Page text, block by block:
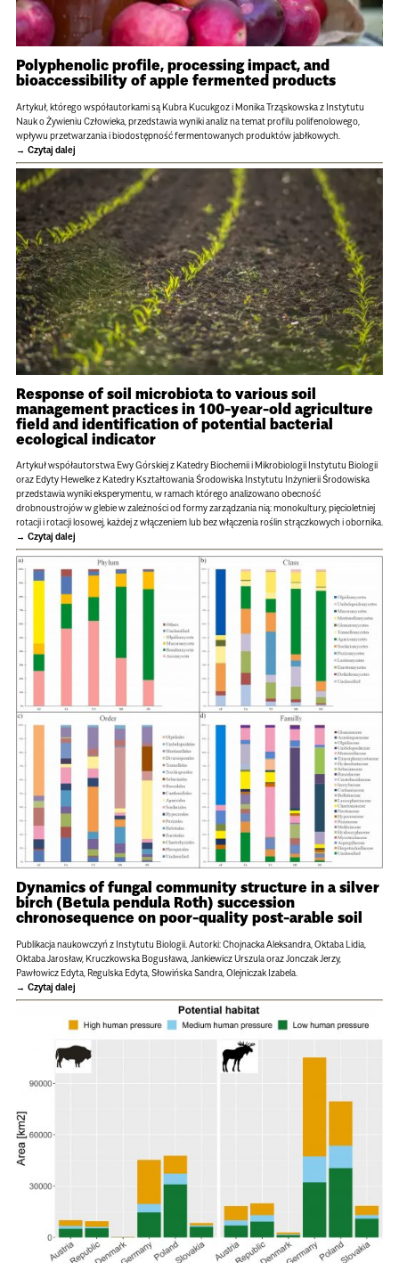
Polyphenolic profile, processing impact, and
bioaccessibility of apple fermented products
Artykuł, którego współautorkami są Kubra Kucukgoz i Monika Trząskowska z Instytutu
Nauk o Żywieniu Człowieka, przedstawia wyniki analiz na temat profilu polifenolowego,
wpływu przetwarzania i biodostępność fermentowanych produktów jabłkowych.
Czytaj dalej
Response of soil microbiota to various soil
management practices in 100-year-old agriculture
field and identification of potential bacterial
ecological indicator
Artykuł współautorstwa Ewy Górskiej z Katedry Biochemii i Mikrobiologii Instytutu Biologii
oraz Edyty Hewelke z Katedry Kształtowania Środowiska Instytutu Inżynierii Środowiska
przedstawia wyniki eksperymentu, w ramach którego analizowano obecność
drobnoustrojów w glebie w zależności od formy zarządzania nią: monokultury, pięcioletniej
rotacji i rotacji losowej, każdej z włączeniem lub bez włączenia roślin strączkowych i obornika.
Czytaj dalej
Dynamics of fungal community structure in a silver
birch (Betula pendula Roth) succession
chronosequence on poor-quality post-arable soil
Publikacja naukowczyń z Instytutu Biologii. Autorki: Chojnacka Aleksandra, Oktaba Lidia,
Oktaba Jarosław, Kruczkowska Bogusława, Jankiewicz Urszula oraz Jonczak Jerzy,
Pawłowicz Edyta, Regulska Edyta, Słowińska Sandra, Olejniczak Izabela.
Czytaj dalej